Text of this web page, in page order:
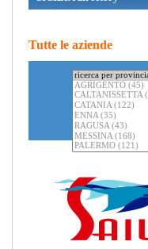
Tutte le aziende